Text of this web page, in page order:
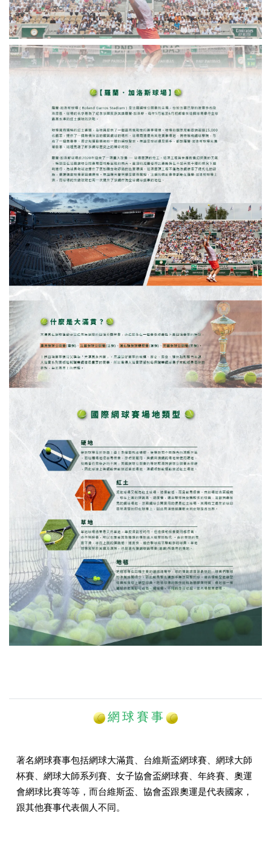
網 球 賽 事
著名網球賽事包括網球大滿貫、台維斯盃網球賽、網球大師
杯賽、網球大師系列賽、女子協會盃網球賽、年終賽、奧運
會網球比賽等等，而台維斯盃、協會盃跟奧運是代表國家，
跟其他賽事代表個人不同。